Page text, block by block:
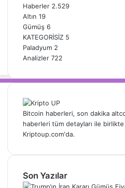
Haberler 2.529
Altın 19
Gümüş 6
KATEGORİSİZ 5
Paladyum 2
Analizler 722
Bitcoin haberleri, son dakika
haberleri tüm detayları ile
Kriptoup.com'da.
Son Yazılar